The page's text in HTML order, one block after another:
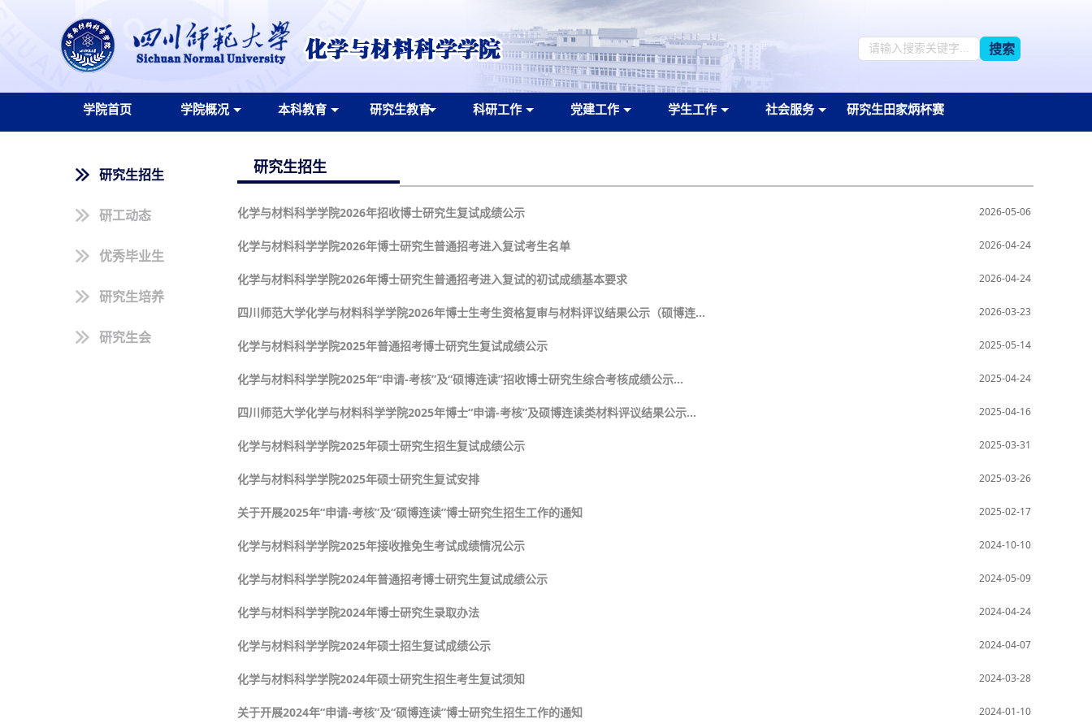
学院首页 学院概况 本科教育 研究生教育 科研工作 党建工作 学生工作 社会服务 研究生田家炳杯赛
搜索
研究生招生
研工动态
优秀毕业生
研究生培养
研究生会
研究生招生
2026-05-06
化学与材料科学学院2026年招收博士研究生复试成绩公示
2026-04-24
化学与材料科学学院2026年博士研究生普通招考进入复试考生名单
2026-04-24
化学与材料科学学院2026年博士研究生普通招考进入复试的初试成绩基本要求
2026-03-23
四川师范大学化学与材料科学学院2026年博士生考生资格复审与材料评议结果公示（硕博连...
2025-05-14
化学与材料科学学院2025年普通招考博士研究生复试成绩公示
2025-04-24
化学与材料科学学院2025年“申请-考核”及“硕博连读”招收博士研究生综合考核成绩公示...
2025-04-16
四川师范大学化学与材料科学学院2025年博士“申请-考核”及硕博连读类材料评议结果公示...
2025-03-31
化学与材料科学学院2025年硕士研究生招生复试成绩公示
2025-03-26
化学与材料科学学院2025年硕士研究生复试安排
2025-02-17
关于开展2025年“申请-考核”及“硕博连读”博士研究生招生工作的通知
2024-10-10
化学与材料科学学院2025年接收推免生考试成绩情况公示
2024-05-09
化学与材料科学学院2024年普通招考博士研究生复试成绩公示
2024-04-24
化学与材料科学学院2024年博士研究生录取办法
2024-04-07
化学与材料科学学院2024年硕士招生复试成绩公示
2024-03-28
化学与材料科学学院2024年硕士研究生招生考生复试须知
2024-01-10
关于开展2024年“申请-考核”及“硕博连读”博士研究生招生工作的通知